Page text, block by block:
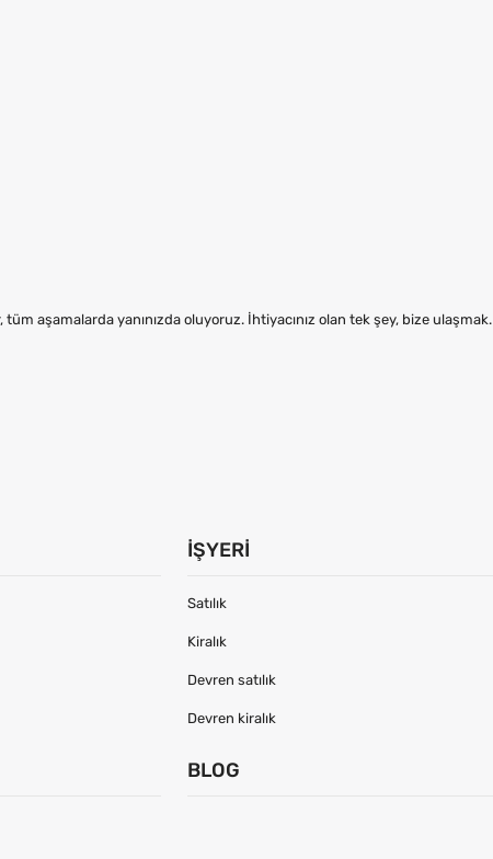
aşamalarda yanınızda oluyoruz. İhtiyacınız olan tek şey, bize ulaşmak.
İŞYERI
Satılık
Kiralık
Devren satılık
Devren kiralık
BLOG